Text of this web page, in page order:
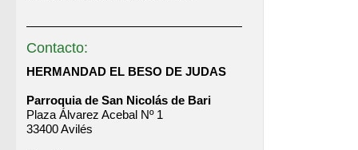
Contacto:
HERMANDAD EL BESO DE JUDAS
Parroquia de San Nicolás de Bari
Plaza Álvarez Acebal Nº 1
33400 Avilés